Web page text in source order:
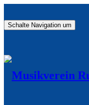
Schalte Navigation um